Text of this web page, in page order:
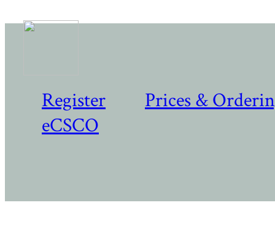
Register
Prices &
eCSCO